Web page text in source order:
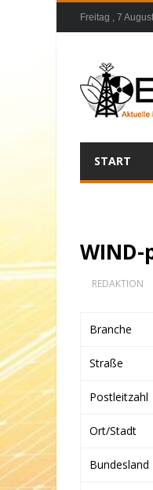
Freitag , 7
START
REDAKTION
Branche
Straße
Postleitzahl
Ort/Stadt
Bundesland